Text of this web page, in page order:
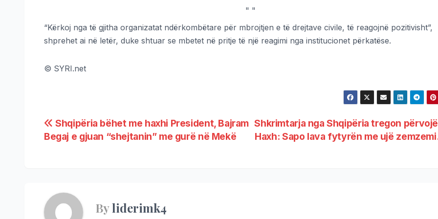
" "
“Kërkoj nga të gjitha organizatat ndërkombëtare për mbrojtjen e të drejtave civile, të reagojnë pozitivisht”,
shprehet ai në letër, duke shtuar se mbetet në pritje të një reagimi nga institucionet përkatëse.
© SYRI.net
Shkrimtarja nga Shqipëria tregon
Haxh: Sapo lava fytyrën me ujë
Shqipëria bëhet me haxhi President, Bajram
Begaj e gjuan “shejtanin” me gurë në Mekë
Byliderimk4